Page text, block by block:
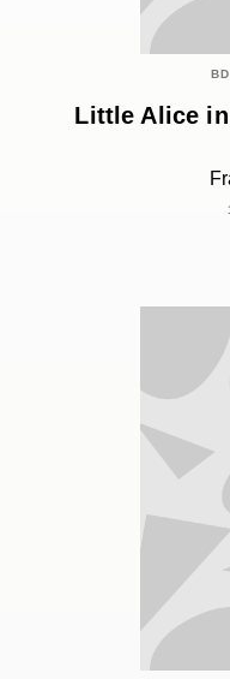
Little Alice